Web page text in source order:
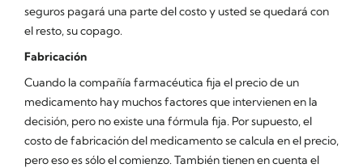
seguros pagará una parte del costo y usted se quedará con
el resto, su copago.
Fabricación
Cuando la compañía farmacéutica fija el precio de un
medicamento hay muchos factores que intervienen en la
decisión, pero no existe una fórmula fija. Por supuesto, el
costo de fabricación del medicamento se calcula en el precio,
pero eso es sólo el comienzo. También tienen en cuenta el